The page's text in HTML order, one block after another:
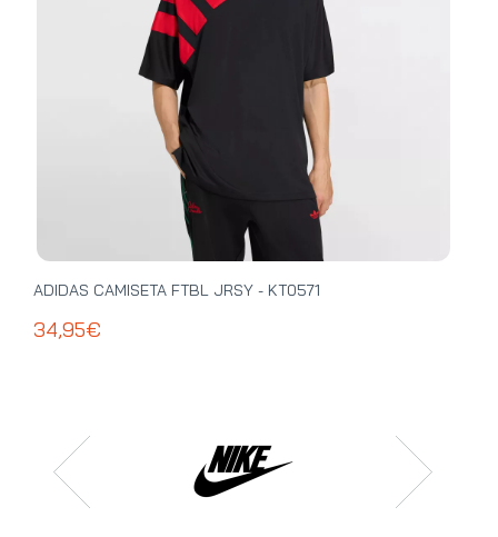
ADIDAS CAMISETA FTBL JRSY - KT0571
34,95€